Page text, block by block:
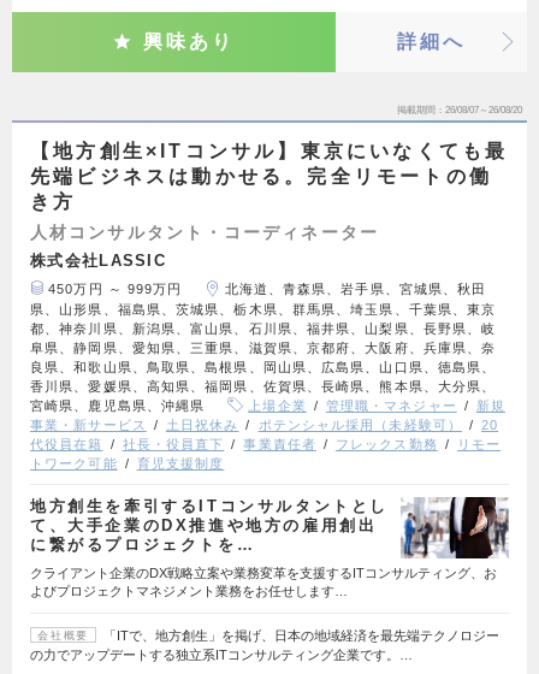
興味あり 詳細へ
掲載期間 26/08/07～26/08/20
【地方創生×ITコンサル】東京にいなくても最
先端ビジネスは動かせる。完全リモートの働
き方
人材コンサルタント・コーディネーター
株式会社LASSIC
450万円 ～ 999万円
北海道、青森県、岩手県、宮城県、秋田
県、山形県、福島県、茨城県、栃木県、群馬県、埼玉県、千葉県、東京
都、神奈川県、新潟県、富山県、石川県、福井県、山梨県、長野県、岐
阜県、静岡県、愛知県、三重県、滋賀県、京都府、大阪府、兵庫県、奈
良県、和歌山県、鳥取県、島根県、岡山県、広島県、山口県、徳島県、
香川県、愛媛県、高知県、福岡県、佐賀県、長崎県、熊本県、大分県、
宮崎県、鹿児島県、沖縄県
上場企業 管理職・マネジャー
新規
事業・新サービス
土日祝休み ポテンシャル採用（未経験可）
20
代役員在籍
社長・役員直下 事業責任者 フレックス勤務
リモー
トワーク可能
育児支援制度
地方創生を牽引するITコンサルタントとし
て、大手企業のDX推進や地方の雇用創出
に繋がるプロジェクトを…
クライアント企業のDX戦略立案や業務変革を支援するITコンサルティング、お
よびプロジェクトマネジメント業務をお任せします…
会社概要
「ITで、地方創生」を掲げ、日本の地域経済を最先端テクノロジー
の力でアップデートする独立系ITコンサルティング企業です。…